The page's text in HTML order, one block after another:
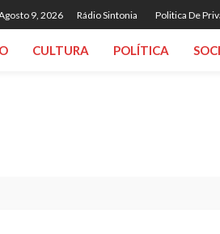
9, 2026 Rádio Sintonia Politica De
CULTURA POLÍTICA